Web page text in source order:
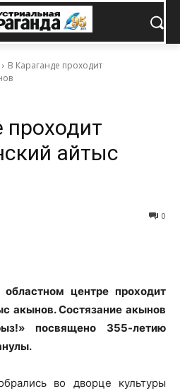
В Караганде проходит
проходит
айтыс
0
центре проходит
акынов. Состязание акынов
посвящено 355-летию
во дворце культуры